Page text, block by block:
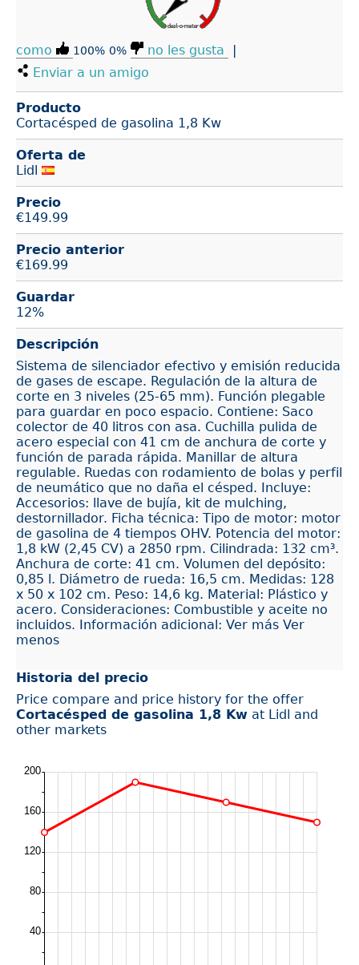
como 100% 0% no les gusta
|
Enviar a un amigo
Producto
Cortacésped de gasolina 1,8 Kw
Oferta de
Lidl
Precio
€149.99
Precio anterior
€169.99
Guardar
12%
Descripción
Sistema de silenciador efectivo y emisión reducida
de gases de escape. Regulación de la altura de
corte en 3 niveles (25-65 mm). Función plegable
para guardar en poco espacio. Contiene: Saco
colector de 40 litros con asa. Cuchilla pulida de
acero especial con 41 cm de anchura de corte y
función de parada rápida. Manillar de altura
regulable. Ruedas con rodamiento de bolas y perfil
de neumático que no daña el césped. Incluye:
Accesorios: llave de bujía, kit de mulching,
destornillador. Ficha técnica: Tipo de motor: motor
de gasolina de 4 tiempos OHV. Potencia del motor:
1,8 kW (2,45 CV) a 2850 rpm. Cilindrada: 132 cm³.
Anchura de corte: 41 cm. Volumen del depósito:
0,85 l. Diámetro de rueda: 16,5 cm. Medidas: 128
x 50 x 102 cm. Peso: 14,6 kg. Material: Plástico y
acero. Consideraciones: Combustible y aceite no
incluidos. Información adicional: Ver más Ver
menos
Historia del precio
Price compare and price history for the offer
Cortacésped de gasolina 1,8 Kw at Lidl and
other markets